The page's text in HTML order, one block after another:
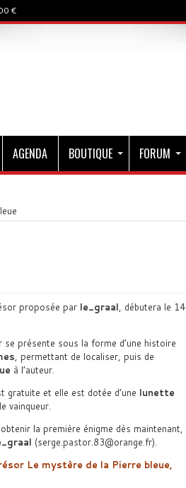
€
AGENDA BOUTIQUE FORUM
proposée par le_graal, débutera le 14
se présente sous la forme d’une histoire
, permettant de localiser, puis de
à l’auteur.
gratuite et elle est dotée d’une lunette
vainqueur.
la première énigme dès maintenant,
(serge.pastor.83@orange.fr).
Le mystère de la Pierre bleue,